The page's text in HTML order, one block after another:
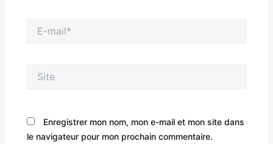
mail*
Enregistrer mon nom, mon e-mail et mon site dans
le navigateur pour mon prochain commentaire.